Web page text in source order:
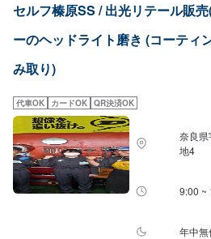
セルフ榛原SS / 出光リテール販
ーのヘッドライト磨き (コーティ
み取り)
代車OK カードOK QR決済OK
奈良
地4
9:00 ~
年中無